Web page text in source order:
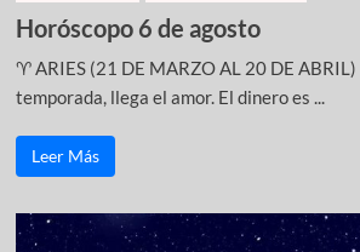
Horóscopo 6 de agosto
♈ ARIES (21 DE MARZO AL 20 DE
temporada, llega el amor. El dinero es ...
Leer Más